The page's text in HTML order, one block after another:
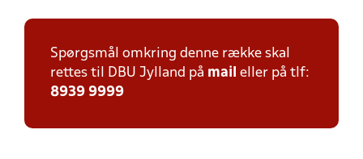
Spørgsmål omkring denne række skal
rettes til DBU Jylland på mail eller på tlf:
8939 9999